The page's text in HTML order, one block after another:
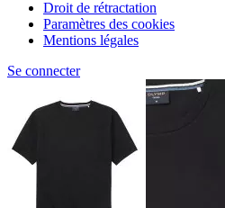
Droit de rétractation
Paramètres des cookies
Mentions légales
Se connecter